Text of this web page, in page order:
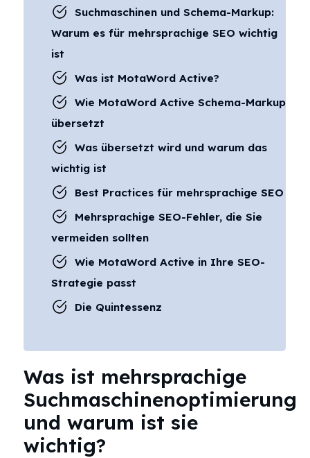
Suchmaschinen und Schema-Markup:
Warum es für mehrsprachige SEO wichtig
ist
Was ist MotaWord Active?
Wie MotaWord Active Schema-Markup
übersetzt
Was übersetzt wird und warum das
wichtig ist
Best Practices für mehrsprachige SEO
Mehrsprachige SEO-Fehler, die Sie
vermeiden sollten
Wie MotaWord Active in Ihre SEO-
Strategie passt
Die Quintessenz
Was ist mehrsprachige
Suchmaschinenoptimierung
und warum ist sie
wichtig?